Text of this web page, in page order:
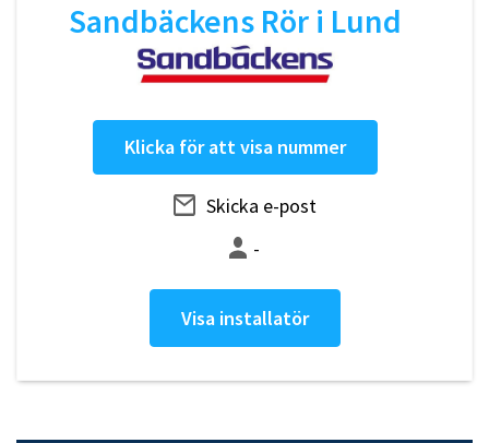
Sandbäckens Rör i Lund
Klicka för att visa nummer
Skicka e-post
-
Visa installatör